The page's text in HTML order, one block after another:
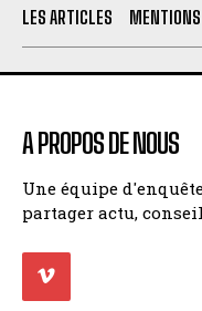
LES ARTICLES
A PROPOS DE NOUS
Une équipe
partager actu,